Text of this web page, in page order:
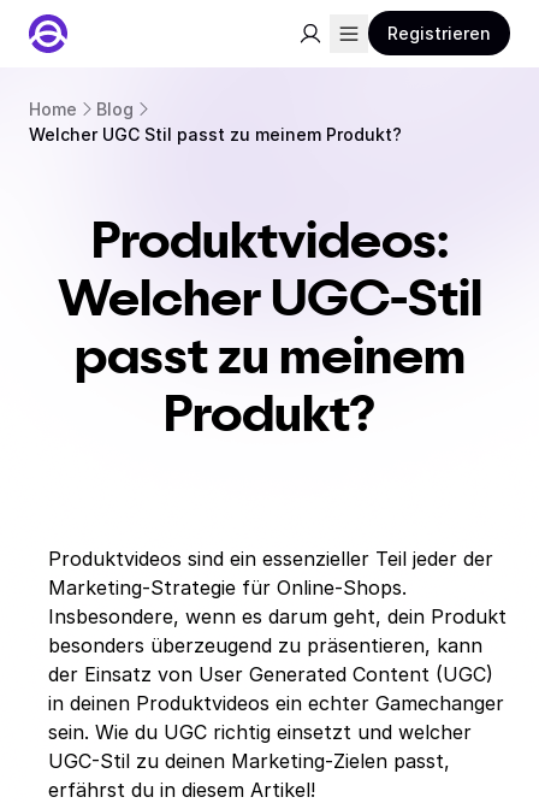
Registrieren
Home
Blog
Welcher UGC Stil passt zu meinem Produkt?
Produktvideos:
Welcher UGC-Stil
passt zu meinem
Produkt?
Produktvideos sind ein essenzieller Teil jeder der
Marketing-Strategie für Online-Shops.
Insbesondere, wenn es darum geht, dein Produkt
besonders überzeugend zu präsentieren, kann
der Einsatz von User Generated Content (UGC)
in deinen Produktvideos ein echter Gamechanger
sein. Wie du UGC richtig einsetzt und welcher
UGC-Stil zu deinen Marketing-Zielen passt,
erfährst du in diesem Artikel!